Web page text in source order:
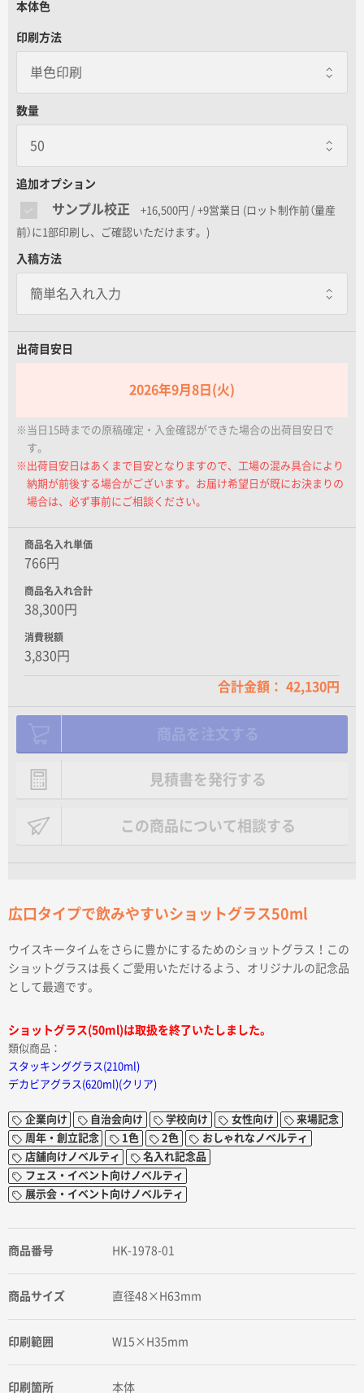
データ入稿ガイド
再注文について
よくあるご質問
本体色
印刷方法
数量
追加オプション
サンプル校正 +16,500円 / +9営業日 (ロット制作前（量産
前）に1部印刷し、ご確認いただけます。)
入稿方法
出荷目安日
2026年9月8日(火)
※当日15時までの原稿確定・入金確認ができた場合の出荷目安日で
す。
※出荷目安日はあくまで目安となりますので、工場の混み具合により
納期が前後する場合がございます。お届け希望日が既にお決まりの
場合は、必ず事前にご相談ください。
商品名入れ単価
766円
商品名入れ合計
38,300円
消費税額
3,830円
合計金額： 42,130円
見積書を発行する
この商品について相談する
広口タイプで飲みやすいショットグラス50ml
ウイスキータイムをさらに豊かにするためのショットグラス！この
ショットグラスは長くご愛用いただけるよう、オリジナルの記念品
として最適です。
ショットグラス(50ml)は取扱を終了いたしました。
類似商品：
スタッキンググラス(210ml)
デカビアグラス(620ml)(クリア)
企業向け 自治会向け 学校向け 女性向け
来場記念
周年・創立記念
1色 2色
おしゃれなノベルティ
店舗向けノベルティ
名入れ記念品
フェス・イベント向けノベルティ
展示会・イベント向けノベルティ
商品番号 HK-1978-01
商品サイズ 直径48×H63mm
印刷範囲 W15×H35mm
印刷箇所 本体